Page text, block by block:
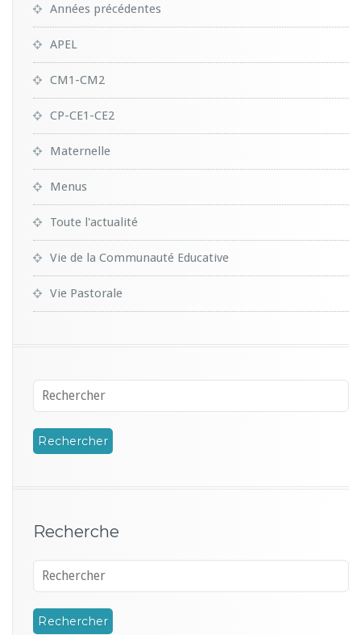
Années précédentes
APEL
CM1-CM2
CP-CE1-CE2
Maternelle
Menus
Toute l'actualité
Vie de la Communauté Educative
Vie Pastorale
Recherche